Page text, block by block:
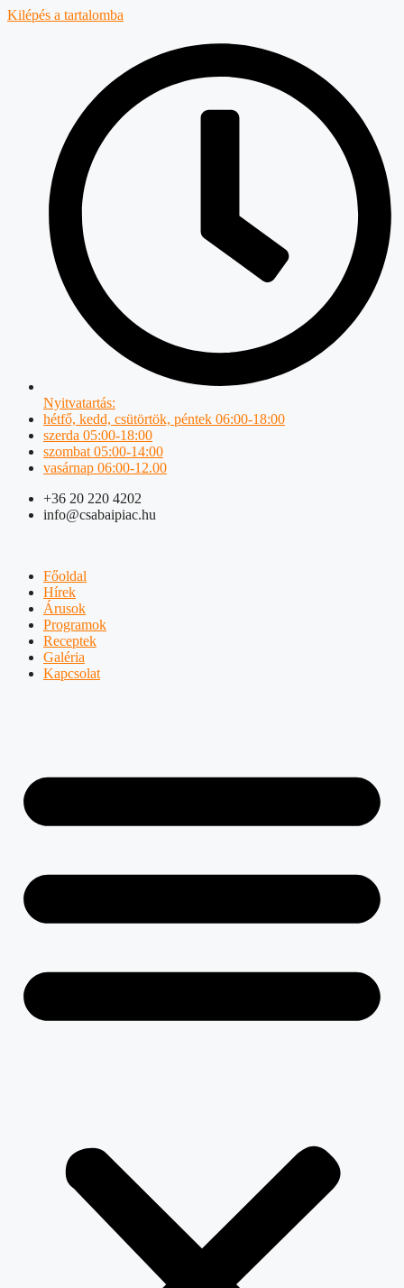
Kilépés a tartalomba
Nyitvatartás:
hétfő, kedd, csütörtök, péntek 06:00-18:00
szerda 05:00-18:00
szombat 05:00-14:00
vasárnap 06:00-12.00
+36 20 220 4202
info@csabaipiac.hu
Főoldal
Hírek
Árusok
Programok
Receptek
Galéria
Kapcsolat